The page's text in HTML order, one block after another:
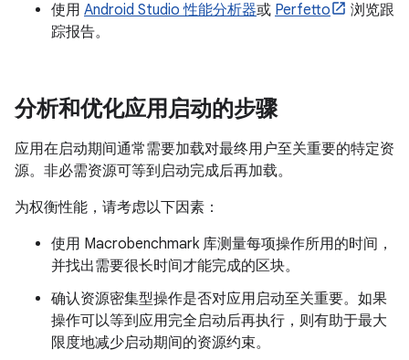
使用 Android Studio 性能分析器或 Perfetto
浏览跟
踪报告。
分析和优化应用启动的步骤
应用在启动期间通常需要加载对最终用户至关重要的特定资
源。非必需资源可等到启动完成后再加载。
为权衡性能，请考虑以下因素：
使用 Macrobenchmark 库测量每项操作所用的时间，
并找出需要很长时间才能完成的区块。
确认资源密集型操作是否对应用启动至关重要。如果
操作可以等到应用完全启动后再执行，则有助于最大
限度地减少启动期间的资源约束。